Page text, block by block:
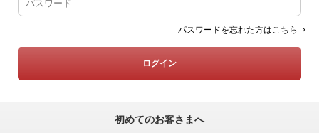
パスワードを忘れた方はこちら
初めてのお客さまへ